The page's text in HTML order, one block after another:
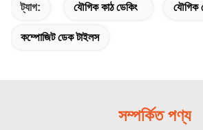
ট্যাগ: যৌগিক কাঠ ডেকিং যৌগিক
কম্পোজিট ডেক টাইলস
সম্পর্কিত পণ্য